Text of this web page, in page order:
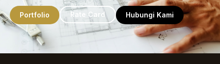
Portfolio Rate Card Hubungi Kami